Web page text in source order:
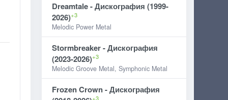
Dreamtale - Дискография (1999-
2026)+3
Melodic Power Metal
Stormbreaker - Дискография
(2023-2026)+3
Melodic Groove Metal, Symphonic Metal
Frozen Crown - Дискография
+3